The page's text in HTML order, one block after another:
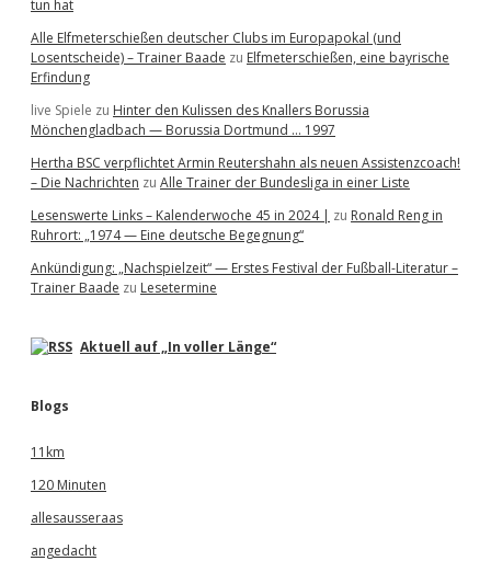
tun hat
Alle Elfmeterschießen deutscher Clubs im Europapokal (und
Losentscheide) – Trainer Baade zu Elfmeterschießen, eine bayrische
Erfindung
live Spiele zu Hinter den Kulissen des Knallers Borussia
Mönchengladbach — Borussia Dortmund … 1997
Hertha BSC verpflichtet Armin Reutershahn als neuen Assistenzcoach!
– Die Nachrichten zu Alle Trainer der Bundesliga in einer Liste
Lesenswerte Links – Kalenderwoche 45 in 2024 | zu Ronald Reng in
Ruhrort: „1974 — Eine deutsche Begegnung“
Ankündigung: „Nachspielzeit“ — Erstes Festival der Fußball-Literatur –
Trainer Baade zu Lesetermine
Aktuell auf „In voller Länge“
Blogs
11km
120 Minuten
allesausseraas
angedacht